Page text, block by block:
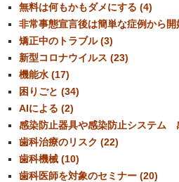
無料は何もかもダメにする (4)
非常事態宣言後は簡単な症例から開
矯正中のトラブル (3)
新型コロナウイルス (23)
機能水 (17)
困りごと (34)
AIによる (2)
感染防止器具や感染防止システ
歯科治療のリスク (22)
歯科機械 (10)
歯科医師を対象のセミナー (20)